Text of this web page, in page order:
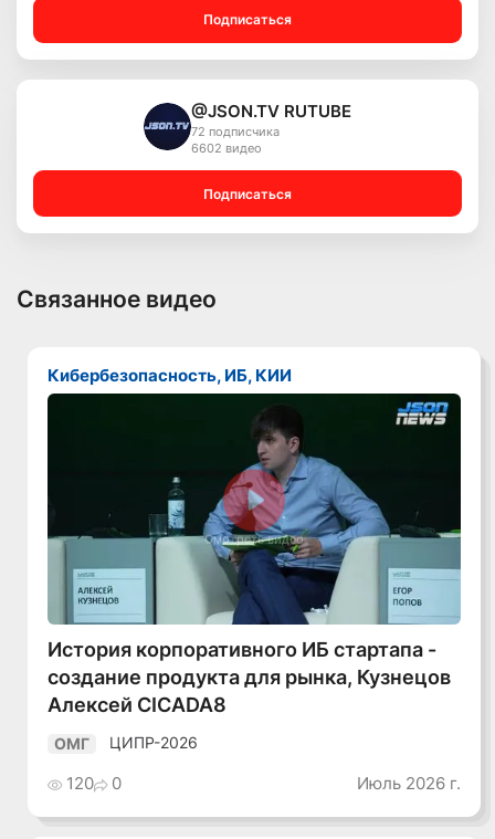
Подписаться
@JSON.TV RUTUBE
72 подписчика
6602 видео
Подписаться
Связанное видео
Кибербезопасность, ИБ, КИИ
Смотреть видео
История корпоративного ИБ стартапа -
создание продукта для рынка, Кузнецов
Алексей CICADA8
ОМГ ЦИПР-2026
120 0 Июль 2026 г.